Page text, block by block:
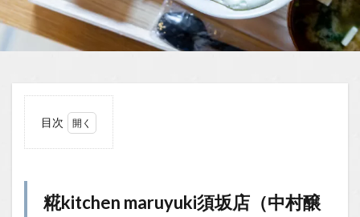
目次
（中村醸
糀kitchen maruyuki須坂店（中村醸